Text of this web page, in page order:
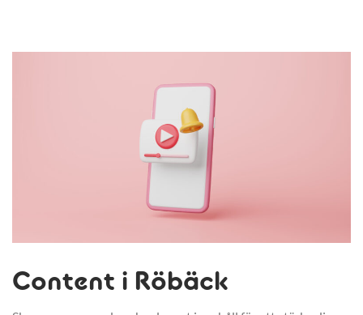
Content i Röbäck